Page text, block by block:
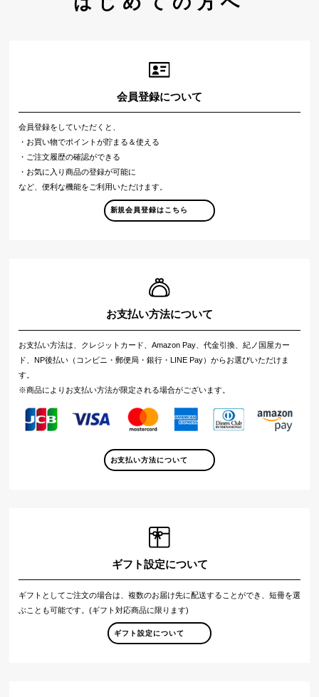
会員登録について
会員登録をしていただくと、
・お買い物でポイントが貯まる＆使える
・ご注文履歴の確認ができる
・お気に入り商品の登録が可能に
など、便利な機能をご利用いただけます。
新規会員登録はこちら
お支払い方法について
お支払い方法は、クレジットカード、Amazon Pay、代金引換、紀ノ国屋カー
ド、NP後払い（コンビニ・郵便局・銀行・LINE Pay）からお選びいただけま
す。
※商品によりお支払い方法が限定される場合がございます。
お支払い方法について
ギフト設定について
ギフトとしてご注文の場合は、複数のお届け先に配送することができ、短冊を選
ぶことも可能です。(ギフト対応商品に限ります)
ギフト設定について